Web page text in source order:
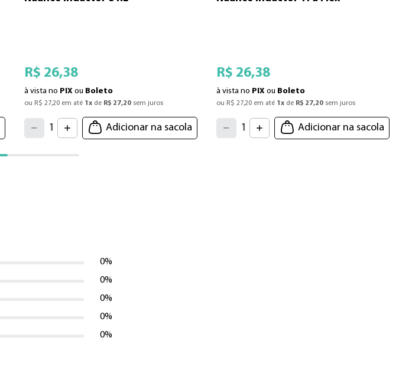
R$ 26,38
à vista no PIX ou Boleto
ou R$ 27,20 em até 1 x de R$ 27,20 sem juros
1 Adicionar na sacola
R$ 26,38
à vista no PIX ou Boleto
ou R$ 27,20 em até 1 x de R$ 27,20 sem juros
1 Adicionar na sacola
0%
0%
0%
0%
0%